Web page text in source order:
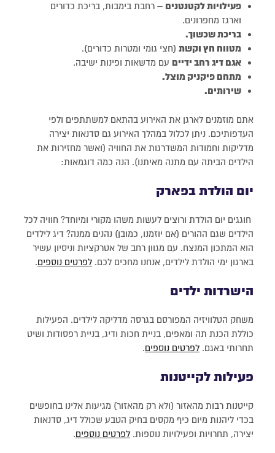
פעילויות לקטנטנים – רחבת בימבות, בריכת כדורים
וארגז מחפרונים.
בריכת שכשוך.
מטווח חץ וקשת (חצי גומי ומטרות כדורים).
אגם דיג רחב ידיים עם מדשאות ופינות ישיבה.
מתחם פיקניק מוצל.
שירותים.
אתם מוזמנים לארגן את האירוע בהתאם למשתתפים ולפי
העדפותיכם. ניתן לכלול במהלך האירוע גם סדנאות יצירה
מדליקות וחמודות המשדרגות את החוויה (ואשר מחזירות את
הילדים הביתה עם מתנה מאיתנו). הנה כמה דוגמאות:
יום הולדת בפארק
חוגגים יום הולדת ורוצים לעשות משהו מקורי ומיוחד? חוויה לכל
הילדים שגם ההורים (אם יוזמנו, כמובן) נהנים ממנה? דיג לילדים
הוא המתכון המנצח. עם מגוון רחב של אטרקציות וניסיון עשיר
בארגון ימי הולדת לילדים, אנחנו מחכים לכם. לפרטים נוספים.
הישרדות ילדים
משחק הטלוויזיה המפורסם בגרסה מדליקה לילדים. הפעילות
כוללת הכנת תה ומאפים, בניית חכות ודיג, בניית רפסודות ושיט
תחרותי באגם. לפרטים נוספים.
פעילות לקייטנות
קייטנות רבות מהאזור (ולא רק מהאזור) מגיעות אלינו בחופשים
בכדי ליהנות מיום כיף מקסים בחיק הטבע שכולל דיג, סדנאות
יצירה, תחרויות ופעילויות נוספות. לפרטים נוספים.